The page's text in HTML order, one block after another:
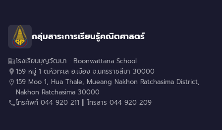
กลุ่มสาระการเรียนรู้คณิตศาสตร์
โรงเรียนบุญวัฒนา : Boonwattana School
159 หมู่ 1 ต.หัวทะเล อ.เมือง จ.นครราชสีมา 30000
159 Moo 1, Hua Thale, Mueang Nakhon Ratchasima District,
Nakhon Ratchasima 30000
โทรศัพท์ 044 920 211 || โทรสาร 044 920 209